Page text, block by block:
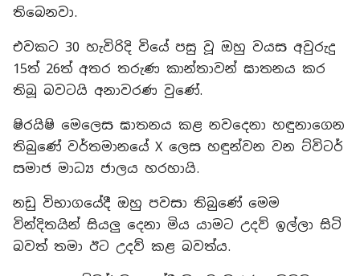
තිබෙනවා.
එවකට 30 හැවිරිදි වියේ පසු වූ ඔහු වයස අවුරුදු
15ත් 26ත් අතර තරුණ කාන්තාවන් ඝාතනය කර
තිබූ බවටයි අනාවරණ වුණේ.
ෂිරයිෂි මෙලෙස ඝාතනය කළ නවදෙනා හඳුනාගෙන
තිබුණේ වර්තමානයේ X ලෙස හඳුන්වන වන ට්විටර්
සමාජ මාධ්‍ය ජාලය හරහායි.
නඩු විභාගයේදී ඔහු පවසා තිබුණේ මෙම
වින්දිතයින් සියලු දෙනා මිය යාමට උදව් ඉල්ලා සිටි
බවත් තමා ඊට උදව් කළ බවත්ය.